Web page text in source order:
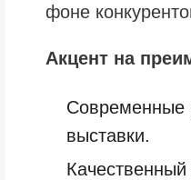
фоне
Акцент на
Современные
выставки.
Качественный